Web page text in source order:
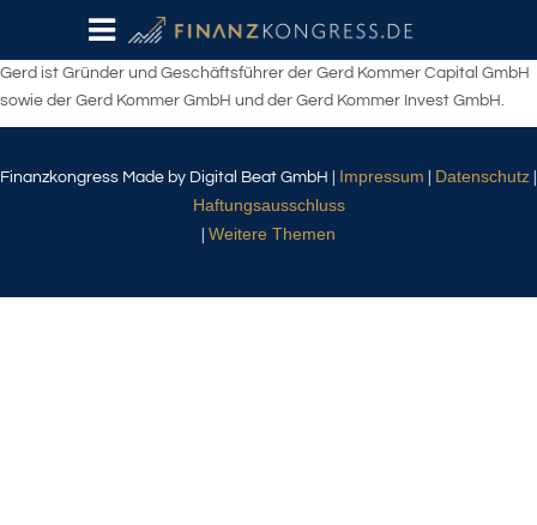
Gerd ist Gründer und Geschäftsführer der Gerd Kommer Capital GmbH
sowie der Gerd Kommer GmbH und der Gerd Kommer Invest GmbH.
Finanzkongress Made by Digital Beat GmbH | Impressum Datenschutz
Haftungsausschluss
Weitere Themen